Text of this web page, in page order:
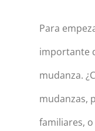
Para
importante
mudanza.
mudanzas,
familiares,